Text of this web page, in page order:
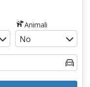
Animali